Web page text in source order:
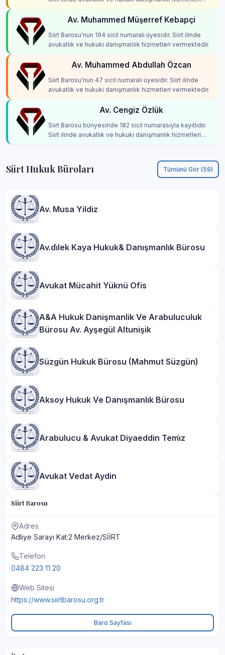
Siirt Barosu
Adres
Adliye Sarayı Kat:2 Merkez/SİİRT
Telefon
0484 223 11 20
Web Sitesi
https://www.siirtbarosu.org.tr
Baro Sayfası
Av. Muhammed Müşerref Kebapçi
Siirt Barosu'nun 194 sicil numaralı üyesidir. Siirt ilinde
avukatlık ve hukuki danışmanlık hizmetleri vermektedir.
Av. Muhammed Abdullah Özcan
Siirt Barosu'nun 47 sicil numaralı üyesidir. Siirt ilinde
avukatlık ve hukuki danışmanlık hizmetleri vermektedir.
Av. Cengiz Özlük
Siirt Barosu bünyesinde 182 sicil numarasıyla kayıtlıdır.
Siirt ilinde avukatlık ve hukuki danışmanlık hizmetleri
Siirt Hukuk Büroları Tümünü Gör (59)
Av. Musa Yildiz
Av.di̇lek Kaya Hukuk& Danışmanlık Bürosu
Avukat Mücahit Yüknü Ofis
A&A Hukuk Danişmanlik Ve Arabuluculuk
Bürosu Av. Ayşegül Altunişik
Süzgün Hukuk Bürosu (Mahmut Süzgün)
Aksoy Hukuk Ve Danışmanlık Bürosu
Arabulucu & Avukat Diyaeddin Temi̇z
Avukat Vedat Aydin